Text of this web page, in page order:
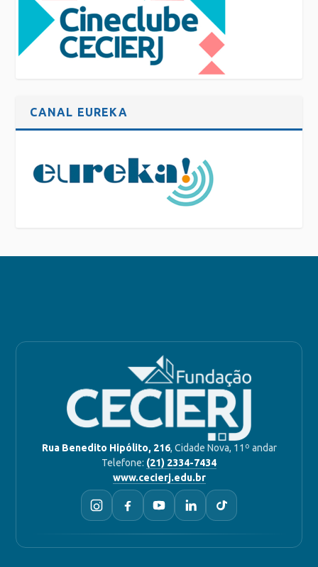
CANAL EUREKA
Rua Benedito Hipólito, 216, Cidade Nova, 11º andar
Telefone: (21) 2334-7434
www.cecierj.edu.br